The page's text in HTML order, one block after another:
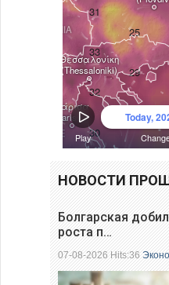
НОВОСТИ
Болгарская
роста п…
07-08-2026 Hits:36